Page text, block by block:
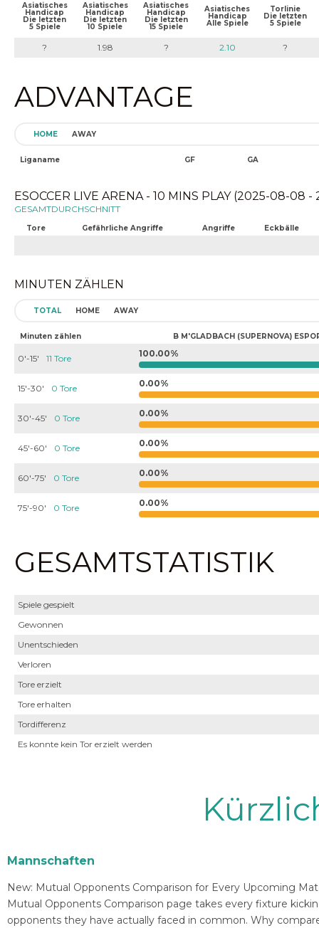
Asiatisches
Handicap
Die letzten
5 Spiele
Asiatisches
Handicap
Die letzten
10 Spiele
Asiatisches
Handicap
Die letzten
15 Spiele
Asiatisches
Handicap
Alle Spiele
Torlinie
Die letzten
5 Spiele
? 1.98 ? 2.10 ?
ADVANTAGE
HOME AWAY
Liganame GF GA
ESOCCER LIVE ARENA - 10 MINS PLAY (2025-08-08
GESAMTDURCHSCHNITT
Tore Gefährliche Angriffe Angriffe Eckbälle
MINUTEN ZÄHLEN
TOTAL HOME AWAY
Minuten zählen B M'GLADBACH (SUPERNOVA)
0'-15' 11 Tore 100.00%
15'-30' 0 Tore 0.00%
30'-45' 0 Tore 0.00%
45'-60' 0 Tore 0.00%
60'-75' 0 Tore 0.00%
75'-90' 0 Tore 0.00%
GESAMTSTATISTIK
Spiele gespielt
Gewonnen
Unentschieden
Verloren
Tore erzielt
Tore erhalten
Tordifferenz
Es konnte kein Tor erzielt werden
Mannschaften
New: Mutual Opponents Comparison for Every Upcoming
Mutual Opponents Comparison page takes every fixture
opponents they have actually faced in common. Why